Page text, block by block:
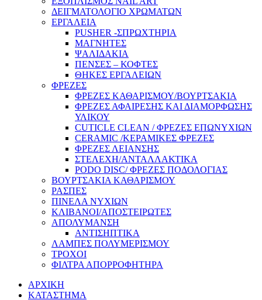
ΔΕΙΓΜΑΤΟΛΟΓΙΟ ΧΡΩΜΑΤΩΝ
ΕΡΓΑΛΕΙΑ
PUSHER -ΣΠΡΩΧΤΗΡΙΑ
ΜΑΓΝΗΤΕΣ
ΨΑΛΙΔΑΚΙΑ
ΠΕΝΣΕΣ – ΚΟΦΤΕΣ
ΘΗΚΕΣ ΕΡΓΑΛΕΙΩΝ
ΦΡΕΖΕΣ
ΦΡΕΖΕΣ ΚΑΘΑΡΙΣΜΟΥ/ΒΟΥΡΤΣΑΚΙΑ
ΦΡΕΖΕΣ ΑΦΑΙΡΕΣΗΣ ΚΑΙ ΔΙΑΜΟΡΦΩΣΗΣ
ΥΛΙΚΟΥ
CUTICLE CLEAN / ΦΡΕΖΕΣ ΕΠΩΝΥΧΙΩΝ
CERAMIC /ΚΕΡΑΜΙΚΕΣ ΦΡΕΖΕΣ
ΦΡΕΖΕΣ ΛΕΙΑΝΣΗΣ
ΣΤΕΛΕΧΗ/ΑΝΤΑΛΛΑΚΤΙΚΑ
PODO DISC/ ΦΡΕΖΕΣ ΠΟΔΟΛΟΓΙΑΣ
ΒΟΥΡΤΣΑΚΙΑ ΚΑΘΑΡΙΣΜΟΥ
ΡΑΣΠΕΣ
ΠΙΝΕΛΑ ΝΥΧΙΩΝ
ΚΛΙΒΑΝΟΙ/ΑΠΟΣΤΕΙΡΩΤΕΣ
ΑΠΟΛΥΜΑΝΣΗ
ΑΝΤΙΣΗΠΤΙΚΑ
ΛΑΜΠΕΣ ΠΟΛΥΜΕΡΙΣΜΟΥ
ΤΡΟΧΟΙ
ΦΙΛΤΡΑ ΑΠΟΡΡΟΦΗΤΗΡΑ
ΑΡΧΙΚΗ
ΚΑΤΑΣΤΗΜΑ